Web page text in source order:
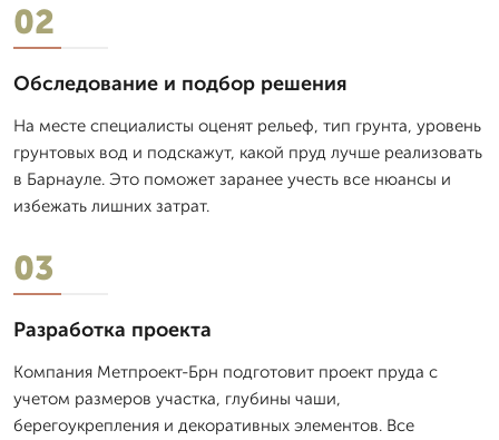
02
Обследование и подбор решения
На месте специалисты оценят рельеф, тип грунта, уровень
грунтовых вод и подскажут, какой пруд лучше реализовать
в Барнауле. Это поможет заранее учесть все нюансы и
избежать лишних затрат.
03
Разработка проекта
Компания Метпроект-Брн подготовит проект пруда с
учетом размеров участка, глубины чаши,
берегоукрепления и декоративных элементов. Все